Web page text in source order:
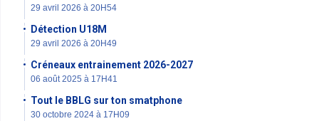
29 avril 2026 à 20H54
Détection U18M
29 avril 2026 à 20H49
Créneaux entrainement 2026-2027
06 août 2025 à 17H41
Tout le BBLG sur ton smatphone
30 octobre 2024 à 17H09